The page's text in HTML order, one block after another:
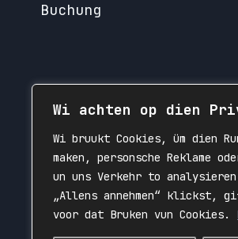
Wi achten op dien
Wi bruukt Cookies, üm dien
maken, personsche Reklame
un uns Verkehr to analysieren.
„Allens annehmen“ klickst,
voor dat Bruken vun Cookies.
Buchung